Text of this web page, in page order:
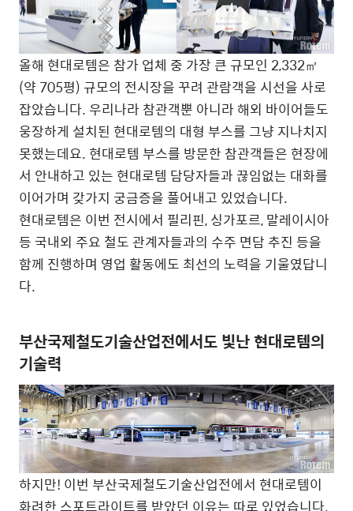
올해 현대로템은 참가 업체 중 가장 큰 규모인 2,332㎡
(약 705평) 규모의 전시장을 꾸려 관람객을 시선을 사로
잡았습니다. 우리나라 참관객뿐 아니라 해외 바이어들도
웅장하게 설치된 현대로템의 대형 부스를 그냥 지나치지
못했는데요. 현대로템 부스를 방문한 참관객들은 현장에
서 안내하고 있는 현대로템 담당자들과 끊임없는 대화를
이어가며 갖가지 궁금증을 풀어내고 있었습니다.
현대로템은 이번 전시에서 필리핀, 싱가포르, 말레이시아
등 국내외 주요 철도 관계자들과의 수주 면담 추진 등을
함께 진행하며 영업 활동에도 최선의 노력을 기울였답니
다.
부산국제철도기술산업전에서도 빛난 현대로템의
기술력
하지만! 이번 부산국제철도기술산업전에서 현대로템이
화려한 스포트라이트를 받았던 이유는 따로 있었습니다.